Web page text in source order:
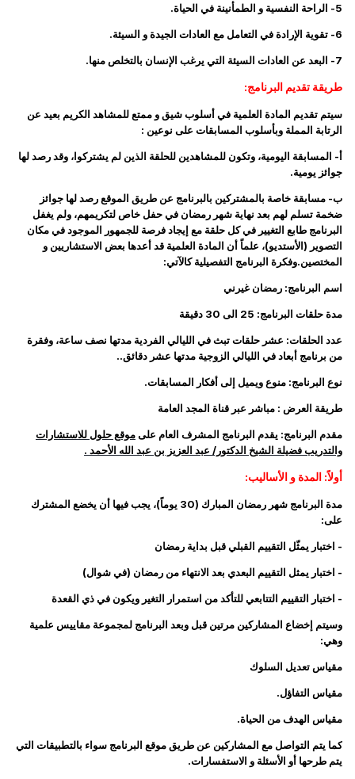
5- الراحة النفسية و الطمأنينة في الحياة.
6- تقوية الإرادة في التعامل مع العادات الجيدة و السيئة.
7- البعد عن العادات السيئة التي يرغب الإنسان بالتخلص منها.
طريقة تقديم البرنامج:
سيتم تقديم المادة العلمية في أسلوب شيق و ممتع للمشاهد الكريم بعيد عن
الرتابة المملة وبأسلوب المسابقات على نوعين :
أ- المسابقة اليومية، وتكون للمشاهدين للحلقة الذين لم يشتركوا، وقد رصد لها
جوائز يومية.
ب- مسابقة خاصة بالمشتركين بالبرنامج عن طريق الموقع رصد لها جوائز
ضخمة تسلم لهم بعد نهاية شهر رمضان في حفل خاص لتكريمهم، ولم يغفل
البرنامج طابع التغيير في كل حلقة مع إيجاد فرصة للجمهور الموجود في مكان
التصوير (الأستديو)، علماً أن المادة العلمية قد أعدها بعض الاستشاريين و
المختصين.وفكرة البرنامج التفصيلية كالآتي:
اسم البرنامج:رمضان غيرني
مدة حلقات البرنامج:25 الى 30 دقيقة
عدد الحلقات:عشر حلقات تبث في الليالي الفردية مدتها نصف ساعة، وفقرة
من برنامج أبعاد في الليالي الزوجية مدتها عشر دقائق..
نوع البرنامج:منوع ويميل إلى أفكار المسابقات.
طريقة العرض :مباشر عبر قناة المجد العامة
مقدم البرنامج:يقدم البرنامج المشرف العام علىموقع حلول للاستشارات
والتدريبفضيلة الشيخ الدكتور/ عبد العزيز بن عبد الله الأحمد .
أولاً: المدة و الأساليب:
مدة البرنامج شهر رمضان المبارك (30 يوماً)، يجب فيها أن يخضع المشترك
على:
- اختبار يمثّل التقييم القبلي قبل بداية رمضان
- اختبار يمثل التقييم البعدي بعد الانتهاء من رمضان (في شوال)
- اختبار التقييم التتابعي للتأكد من استمرار التغير ويكون في ذي القعدة
وسيتم إخضاع المشاركين مرتين قبل وبعد البرنامج لمجموعة مقاييس علمية
وهي:
مقياس تعديل السلوك
مقياس التفاؤل.
مقياس الهدف من الحياة.
كما يتم التواصل مع المشاركين عن طريق موقع البرنامج سواء بالتطبيقات التي
يتم طرحها أو الأسئلة و الاستفسارات.